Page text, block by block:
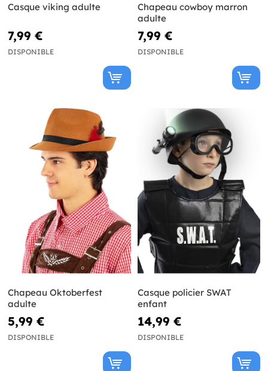
Casque viking adulte
7,99 €
DISPONIBLE
Chapeau cowboy marron
adulte
7,99 €
DISPONIBLE
Chapeau Oktoberfest
adulte
5,99 €
DISPONIBLE
Casque policier SWAT
enfant
14,99 €
DISPONIBLE